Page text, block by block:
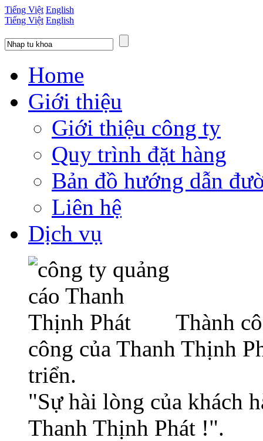
Tiếng Việt English
Tiếng Việt English
Home
Giới thiệu
Giới thiệu công ty
Quy trình đặt hàng
Bản đồ hướng dẫn
Liên hệ
Dịch vụ
Thành
công của Thanh Thịnh
triển.
"Sự hài lòng của khách
Thanh Thịnh Phát !".